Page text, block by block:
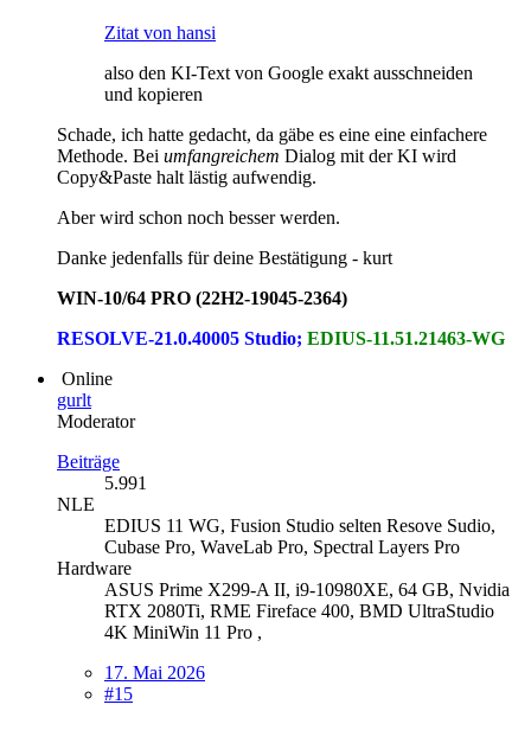
Zitat von hansi
also den KI-Text von Google exakt ausschneiden
und kopieren
Schade, ich hatte gedacht, da gäbe es eine eine einfachere
Methode. Bei umfangreichem Dialog mit der KI wird
Copy&Paste halt lästig aufwendig.
Aber wird schon noch besser werden.
Danke jedenfalls für deine Bestätigung - kurt
WIN-10/64 PRO (22H2-19045-2364)
RESOLVE-21.0.40005 Studio; EDIUS-11.51.21463-WG
Online
gurlt
Moderator
Beiträge
5.991
NLE
EDIUS 11 WG, Fusion Studio selten Resove Sudio,
Cubase Pro, WaveLab Pro, Spectral Layers Pro
Hardware
ASUS Prime X299-A II, i9-10980XE, 64 GB, Nvidia
RTX 2080Ti, RME Fireface 400, BMD UltraStudio
4K MiniWin 11 Pro ,
17. Mai 2026
#15